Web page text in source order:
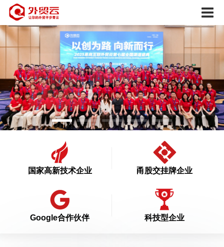
国家高新技术企业 甬股交挂牌企业
Google合作伙伴 科技型企业